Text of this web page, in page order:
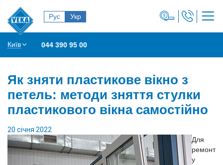
Рус Укр
Київ 044 390 95 00
Як зняти пластикове вікно з
петель: методи зняття стулки
пластикового вікна самостійно
20 січня 2022
Для
ремонт
у